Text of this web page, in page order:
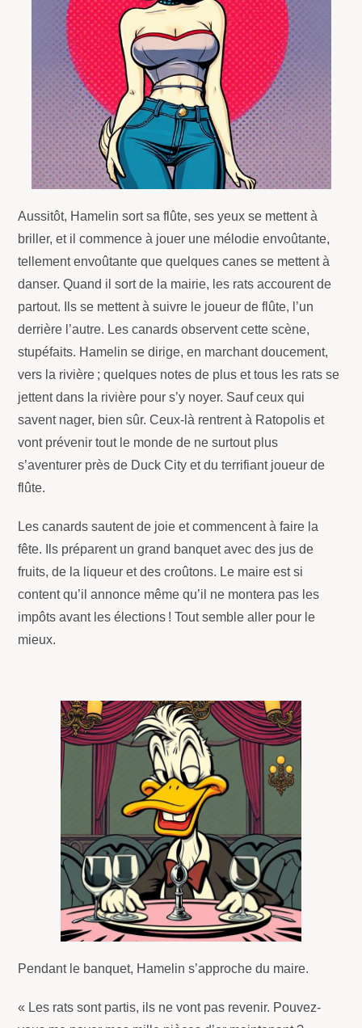
Aussitôt, Hamelin sort sa flûte, ses yeux se mettent à
briller, et il commence à jouer une mélodie envoûtante,
tellement envoûtante que quelques canes se mettent à
danser. Quand il sort de la mairie, les rats accourent de
partout. Ils se mettent à suivre le joueur de flûte, l’un
derrière l’autre. Les canards observent cette scène,
stupéfaits. Hamelin se dirige, en marchant doucement,
vers la rivière ; quelques notes de plus et tous les rats se
jettent dans la rivière pour s’y noyer. Sauf ceux qui
savent nager, bien sûr. Ceux-là rentrent à Ratopolis et
vont prévenir tout le monde de ne surtout plus
s’aventurer près de Duck City et du terrifiant joueur de
flûte.
Les canards sautent de joie et commencent à faire la
fête. Ils préparent un grand banquet avec des jus de
fruits, de la liqueur et des croûtons. Le maire est si
content qu’il annonce même qu’il ne montera pas les
impôts avant les élections ! Tout semble aller pour le
mieux.
Pendant le banquet, Hamelin s’approche du maire.
« Les rats sont partis, ils ne vont pas revenir. Pouvez-